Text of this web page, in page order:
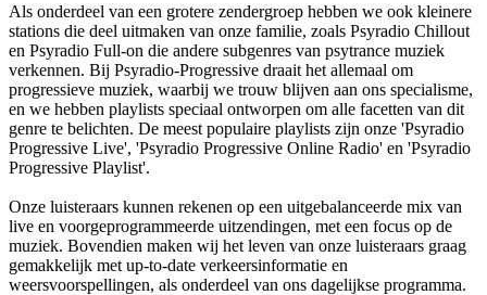
Als onderdeel van een grotere zendergroep hebben we ook kleinere
stations die deel uitmaken van onze familie, zoals Psyradio Chillout
en Psyradio Full-on die andere subgenres van psytrance muziek
verkennen. Bij Psyradio-Progressive draait het allemaal om
progressieve muziek, waarbij we trouw blijven aan ons specialisme,
en we hebben playlists speciaal ontworpen om alle facetten van dit
genre te belichten. De meest populaire playlists zijn onze 'Psyradio
Progressive Live', 'Psyradio Progressive Online Radio' en 'Psyradio
Progressive Playlist'.
Onze luisteraars kunnen rekenen op een uitgebalanceerde mix van
live en voorgeprogrammeerde uitzendingen, met een focus op de
muziek. Bovendien maken wij het leven van onze luisteraars graag
gemakkelijk met up-to-date verkeersinformatie en
weersvoorspellingen, als onderdeel van ons dagelijkse programma.